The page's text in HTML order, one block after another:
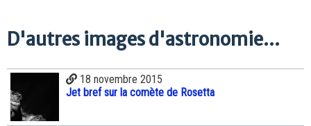
D'autres images d'astronomie...
18 novembre 2015
Jet bref sur la comète de Rosetta